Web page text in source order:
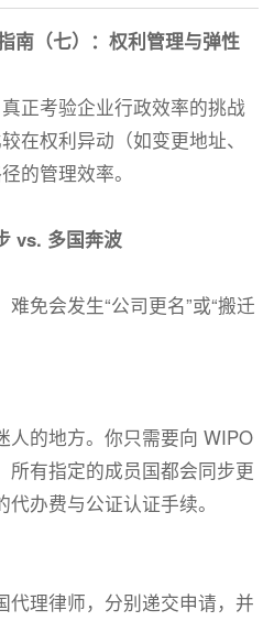
くあるご質問
南（七）：权利管理与弹性
正考验企业行政效率的挑战
在权利异动（如变更地址、
的管理效率。
vs. 多国奔波
免会发生“公司更名”或“搬迁
人的地方。你只需要向 WIPO
所有指定的成员国都会同步更
办费与公证认证手续。
代理律师，分别递交申请，并